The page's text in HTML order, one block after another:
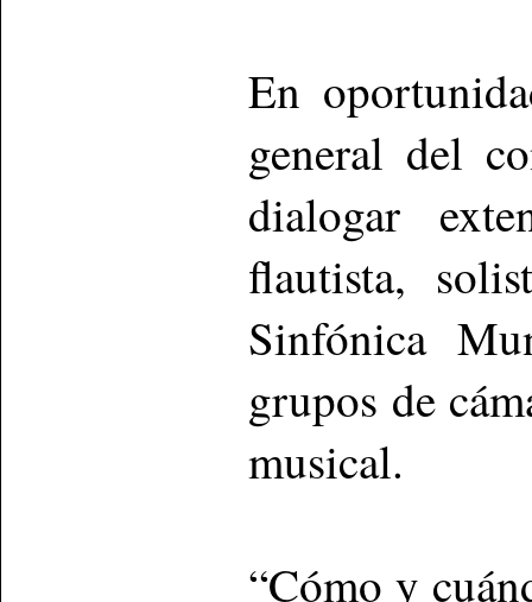
En
general del
dialogar
flautista,
Sinfónica
grupos de
musical.
“Cómo y